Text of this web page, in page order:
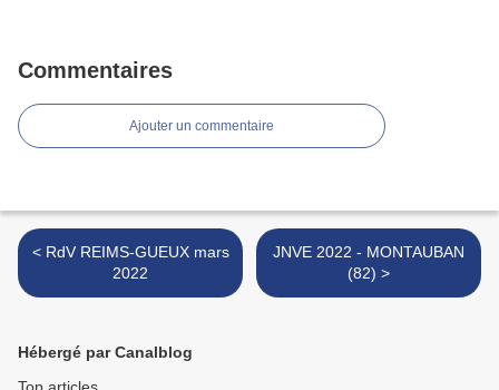
Commentaires
Ajouter un commentaire
< RdV REIMS-GUEUX mars
2022
JNVE 2022 - MONTAUBAN
(82) >
Hébergé par Canalblog